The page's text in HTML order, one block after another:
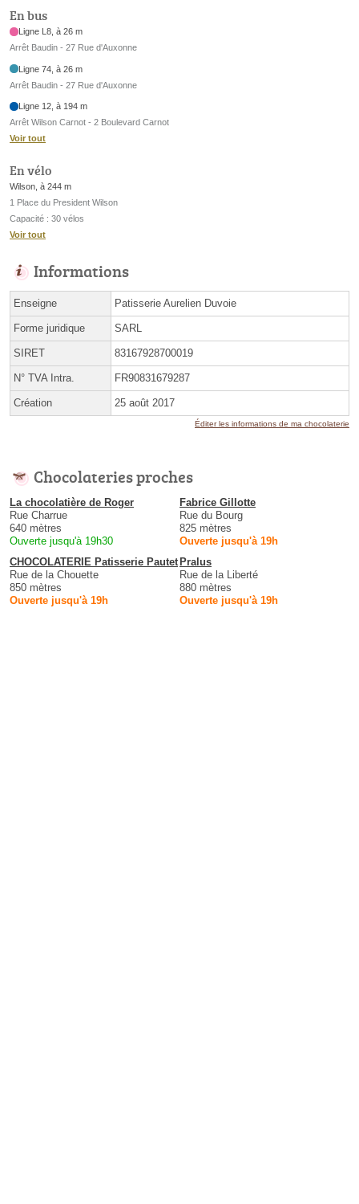
En bus
Ligne L8, à 26 m
Arrêt Baudin - 27 Rue d'Auxonne
Ligne 74, à 26 m
Arrêt Baudin - 27 Rue d'Auxonne
Ligne 12, à 194 m
Arrêt Wilson Carnot - 2 Boulevard Carnot
Voir tout
En vélo
Wilson, à 244 m
1 Place du President Wilson
Capacité : 30 vélos
Voir tout
Informations
Enseigne Patisserie Aurelien Duvoie
Forme juridique SARL
SIRET 83167928700019
N° TVA Intra. FR90831679287
Création 25 août 2017
Éditer les informations de ma chocolaterie
Chocolateries proches
La chocolatière de Roger
Rue Charrue
640 mètres
Ouverte jusqu'à 19h30
Fabrice Gillotte
Rue du Bourg
825 mètres
Ouverte jusqu'à 19h
CHOCOLATERIE Patisserie Pautet
Rue de la Chouette
850 mètres
Ouverte jusqu'à 19h
Pralus
Rue de la Liberté
880 mètres
Ouverte jusqu'à 19h